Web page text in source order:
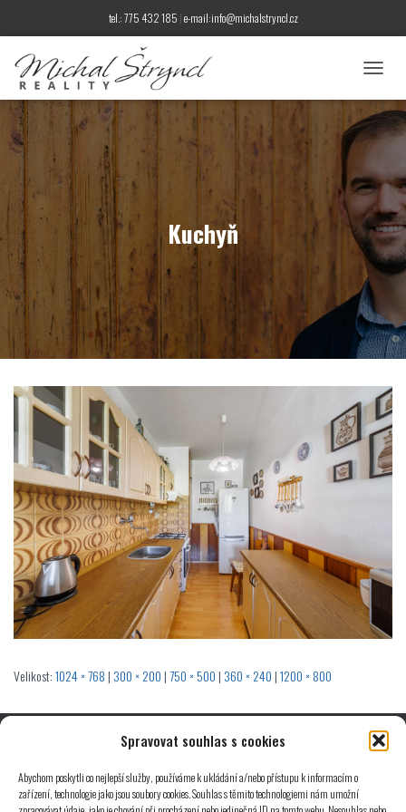
Spravovat souhlas s cookies
Abychom poskytli co nejlepší služby, používáme k ukládání a/nebo přístupu k informacím o
zařízení, technologie jako jsou soubory cookies. Souhlas s těmito technologiemi nám umožní
tel.: 775 432 185 |e-mail:info@michalstryncl.cz
Ř
E
P
U
T
N
A
V
I
G
C
I
Kuchyň
Velikost:1024 × 768 | 300 × 200 |750 × 500 | 360 × 240 |1200 × 800
© 2025 Michal Štryncl | Developed byALFA-WEB.cz
Spravuje Lukáš Plánka zLUPL.cz